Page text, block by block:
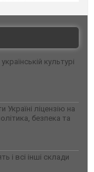
культурі
ліцензію на
безпека та
і всі інші склади